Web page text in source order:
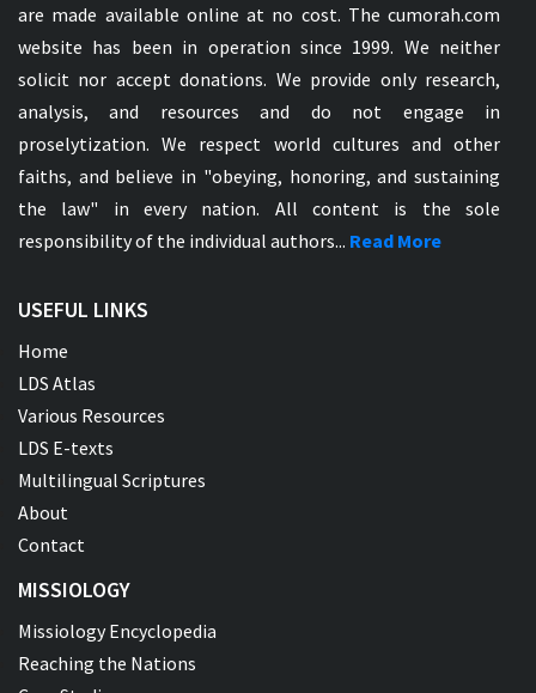
are made available online at no cost. The cumorah.com
website has been in operation since 1999. We neither
solicit nor accept donations. We provide only research,
analysis, and resources and do not engage in
proselytization. We respect world cultures and other
faiths, and believe in "obeying, honoring, and sustaining
the law" in every nation. All content is the sole
responsibility of the individual authors... Read More
USEFUL LINKS
Home
LDS Atlas
Various Resources
LDS E-texts
Multilingual Scriptures
About
Contact
MISSIOLOGY
Missiology Encyclopedia
Reaching the Nations